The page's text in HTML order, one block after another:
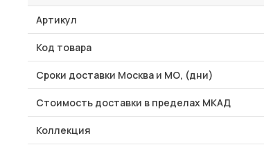
Артикул
Код товара
Сроки доставки Москва и МО, (дни)
Стоимость доставки в пределах МКАД
Коллекция